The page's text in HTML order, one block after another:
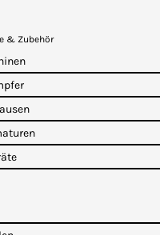
KATALOG
& Zubehör